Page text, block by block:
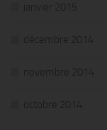
janvier 2015
décembre 2014
novembre 2014
octobre 2014